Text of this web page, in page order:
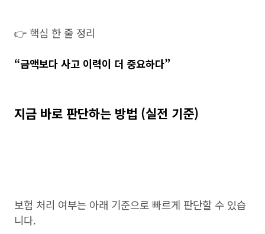
👉 핵심 한 줄 정리
“금액보다 사고 이력이 더 중요하다”
지금 바로 판단하는 방법 (실전 기준)
보험 처리 여부는 아래 기준으로 빠르게 판단할 수 있습
니다.